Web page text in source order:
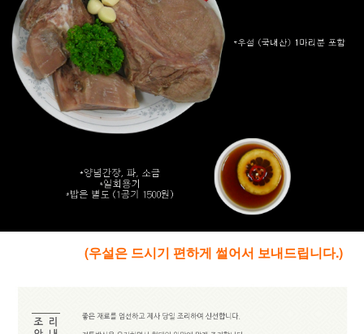
(우설은 드시기 편하게 썰어서 보내드립니다.)